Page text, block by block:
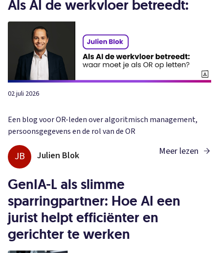
Als AI de werkvloer betreedt:
02 juli 2026
Een blog voor OR-leden over algoritmisch management,
persoonsgegevens en de rol van de OR
JB Julien Blok Meer lezen
GenIA-L als slimme
sparringpartner: Hoe AI een
jurist helpt efficiënter en
gerichter te werken